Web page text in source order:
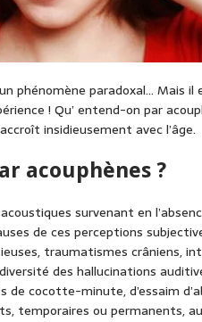
phénomène paradoxal… Mais
! Qu’ entend-on par
insidieusement avec l’âge.
acouphènes ?
survenant en
de ces perceptions
traumatismes crâniens,
diversité des hallucinations
cocotte-minute, d’essaim
temporaires ou permanents,